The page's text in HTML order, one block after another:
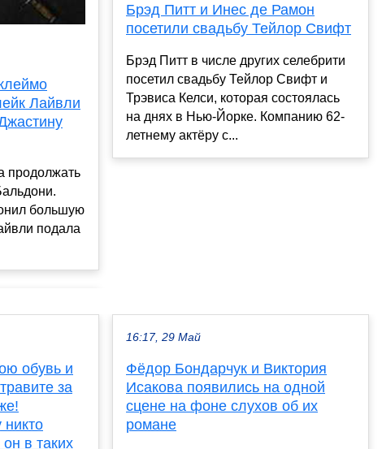
Лайвли
продолжать
большую
подала
Брэд Питт и Инес де Рамон
посетили свадьбу Тейлор Свифт
Брэд Питт в числе других селебрити
посетил свадьбу Тейлор Свифт и
Трэвиса Келси, которая состоялась
на днях в Нью-Йорке. Компанию 62-
летнему актёру с...
обувь и
за
он в таких
16:17, 29 Май
Фёдор Бондарчук и Виктория
Исакова появились на одной
сцене на фоне слухов об их
романе